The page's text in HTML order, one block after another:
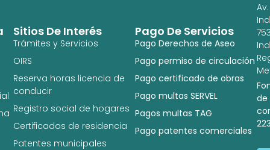
Pago De Servicios
Pago Derechos de Aseo
Pago permiso de circulación
Pago certificado de obras
Pago multas SERVEL
Pagos multas TAG
Pago patentes comerciales
Sitios De Interés
Trámites y Servicios
OIRS
Reserva horas licencia de
conducir
Registro social de hogares
Certificados de residencia
Patentes municipales
Av.
de